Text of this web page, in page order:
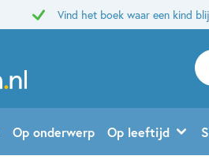
Vind het boek waar een kind
naar
en
Op onderwerp Op leeftijd